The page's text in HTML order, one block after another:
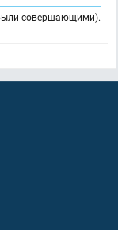
совершающими).